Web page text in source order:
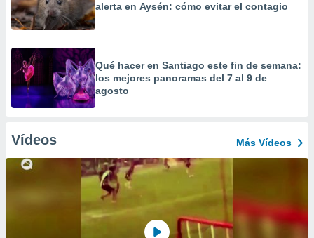
alerta en Aysén: cómo evitar el contagio
Qué hacer en Santiago este fin de semana:
los mejores panoramas del 7 al 9 de
agosto
Vídeos Más Vídeos